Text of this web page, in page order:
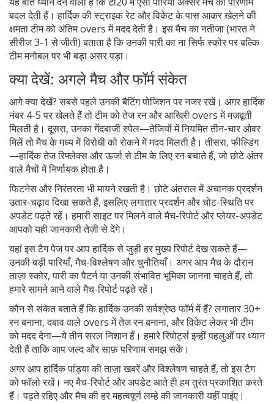
बदल देती हैं। हार्दिक की स्ट्राइक रेट और विकेट के पास आकर खेलने की
क्षमता टीम को अंतिम overs में मदद देती है। इस मैच का नतीजा (भारत ने
सीरीज 3-1 से जीती) बताता है कि उनकी पारी का ना सिर्फ स्कोर पर बल्कि
टीम मनोबल पर भी बड़ा असर पड़ा।
क्या देखें: अगले मैच और फॉर्म संकेत
आगे क्या देखें? सबसे पहले उनकी बैटिंग पोजिशन पर नजर रखें। अगर हार्दिक
नंबर 4-5 पर खेलते हैं तो टीम को तेज रन और आखिरी overs में मजबूती
मिलती है। दूसरा, उनका गेंदबाजी स्पेल—तेजियों में नियमित तीन-चार ओवर
मिलें तो मैच के मध्य में विरोधी को रोकने में मदद मिलती है। तीसरा, फील्डिंग
—हार्दिक तेज रिफ्लेक्स और ऊर्जा से टीम के लिए रन बचाते हैं, जो छोटे अंतर
वाले मैचों में निर्णायक होता है।
फिटनेस और निरंतरता भी मायने रखती है। छोटे अंतराल में अचानक प्रदर्शन
उतार-चढ़ाव दिखा सकते हैं, इसलिए लगातार प्रदर्शन और चोट-स्थिति पर
अपडेट पढ़ते रहें। हमारी साइट पर मिलने वाले मैच-रिपोर्ट और प्लेयर-अपडेट
आपको यही जानकारी तेज़ी से देंगे।
यहां इस टैग पेज पर आप हार्दिक से जुड़ी हर मुख्य रिपोर्ट देख सकते हैं—
उनकी बड़ी पारियाँ, मैच-विश्लेषण और चुनौतियाँ। अगर आप मैच के दौरान
ताज़ा स्कोर, पारी का पैटर्न या उनकी संभावित भूमिका जानना चाहते हैं, तो
हमारे सामने आने वाले मैच-रिपोर्ट पढ़ते रहें।
कौन से संकेत बताते हैं कि हार्दिक उनकी सर्वश्रेष्ठ फॉर्म में हैं? लगातार 30+
रन बनाना, दबाव वाले overs में तेज रन बनाना, और विकेट लेकर भी टीम
को मदद देना—ये तीन सरल निशान हैं। हमारे रिपोर्ट्स इन्हीं पहलुओं पर ध्यान
देती हैं ताकि आप जल्द और साफ़ परिणाम समझ सकें।
अगर आप हार्दिक पांड्या की ताज़ा खबरें और विश्लेषण चाहते हैं, तो इस टैग
को फॉलो रखें। नए मैच-रिपोर्ट और अपडेट आते ही हम तुरंत प्रकाशित करते
हैं। पढ़ते रहिए और मैच की हर महत्वपूर्ण लम्हे की जानकारी यहीं पाईए।